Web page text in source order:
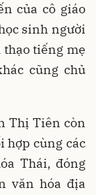
của cô giáo
sinh người
tiếng mẹ
cũng chủ
Thị Tiên còn
hợp cùng các
Thái, đóng
văn hóa địa